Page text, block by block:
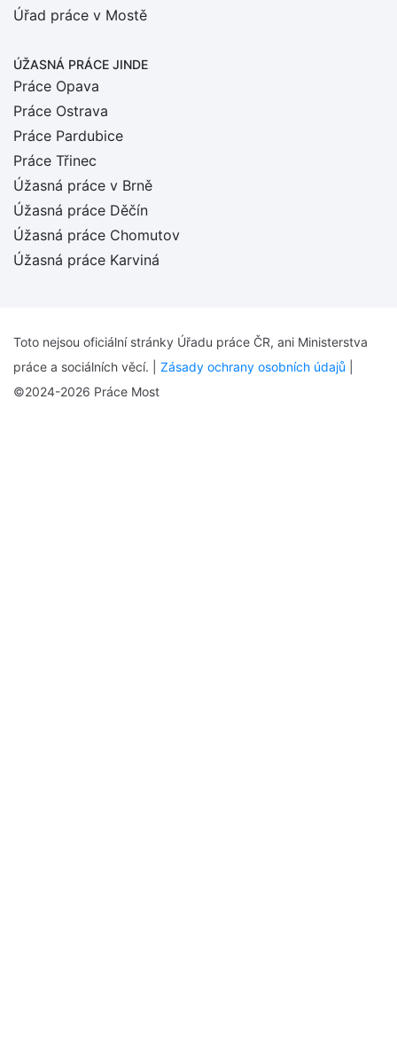
Úřad práce v Mostě
ÚŽASNÁ PRÁCE JINDE
Práce Opava
Práce Ostrava
Práce Pardubice
Práce Třinec
Úžasná práce v Brně
Úžasná práce Děčín
Úžasná práce Chomutov
Úžasná práce Karviná
Toto nejsou oficiální stránky Úřadu práce ČR, ani Ministerstva
práce a sociálních věcí. | Zásady ochrany osobních údajů
©2024-2026 Práce Most